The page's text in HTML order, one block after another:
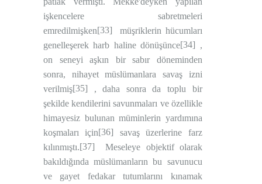
işkencelere sabretmeleri
emredilmişken[33]
müşriklerin hücumları
genelleşerek harb haline dönüşünce[34] ,
on seneyi aşkın bir sabır döneminden
sonra, nihayet müslümanlara savaş izni
verilmiş[35] , daha sonra da toplu bir
şekilde kendilerini savunmaları ve özellikle
himayesiz bulunan müminlerin yardımına
koşmaları için[36] savaş üzerlerine farz
kılınmıştı.[37]
Meseleye objektif olarak
bakıldığında müslümanların bu savunucu
ve gayet fedakar tutumlarını kınamak